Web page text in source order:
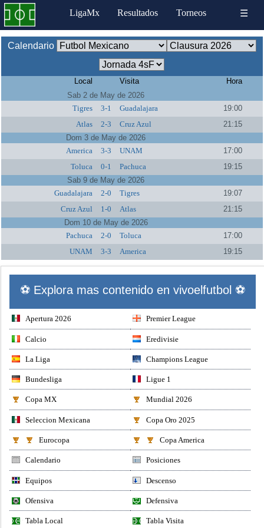
LigaMx Resultados Torneos ☰
Calendario
Local Visita
Hora
Sab 2 de May de 2026
Tigres
3-1 Guadalajara
19:00
Atlas
2-3 Cruz Azul
21:15
Dom 3 de May de 2026
America
3-3 UNAM
17:00
Toluca
0-1 Pachuca
19:15
Sab 9 de May de 2026
Guadalajara
2-0 Tigres
19:07
Cruz Azul
1-0 Atlas
21:15
Dom 10 de May de 2026
Pachuca
2-0 Toluca
17:00
UNAM
3-3 America 19:15
⚽ Explora mas contenido en vivoelfutbol ⚽
Apertura 2026 Premier League
Calcio Eredivisie
La Liga Champions League
Bundesliga Ligue 1
Copa MX Mundial 2026
Seleccion Mexicana Copa Oro 2025
Eurocopa Copa America
Calendario Posiciones
Equipos Descenso
Ofensiva Defensiva
Tabla Local Tabla Visita